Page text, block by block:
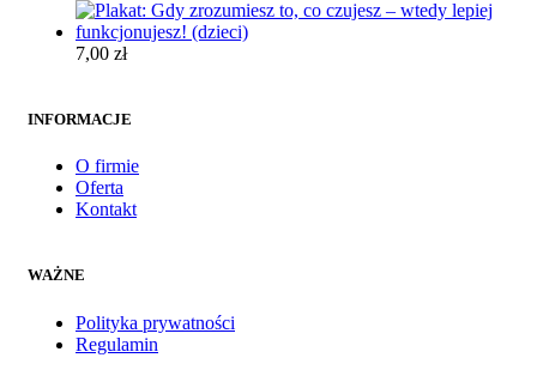
7,00 zł
INFORMACJE
O firmie
Oferta
Kontakt
WAŻNE
Polityka prywatności
Regulamin